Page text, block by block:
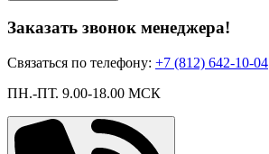
Заказать звонок менеджера!
Связаться по телефону: +7 (812) 642-10-04
ПН.-ПТ. 9.00-18.00 МСК